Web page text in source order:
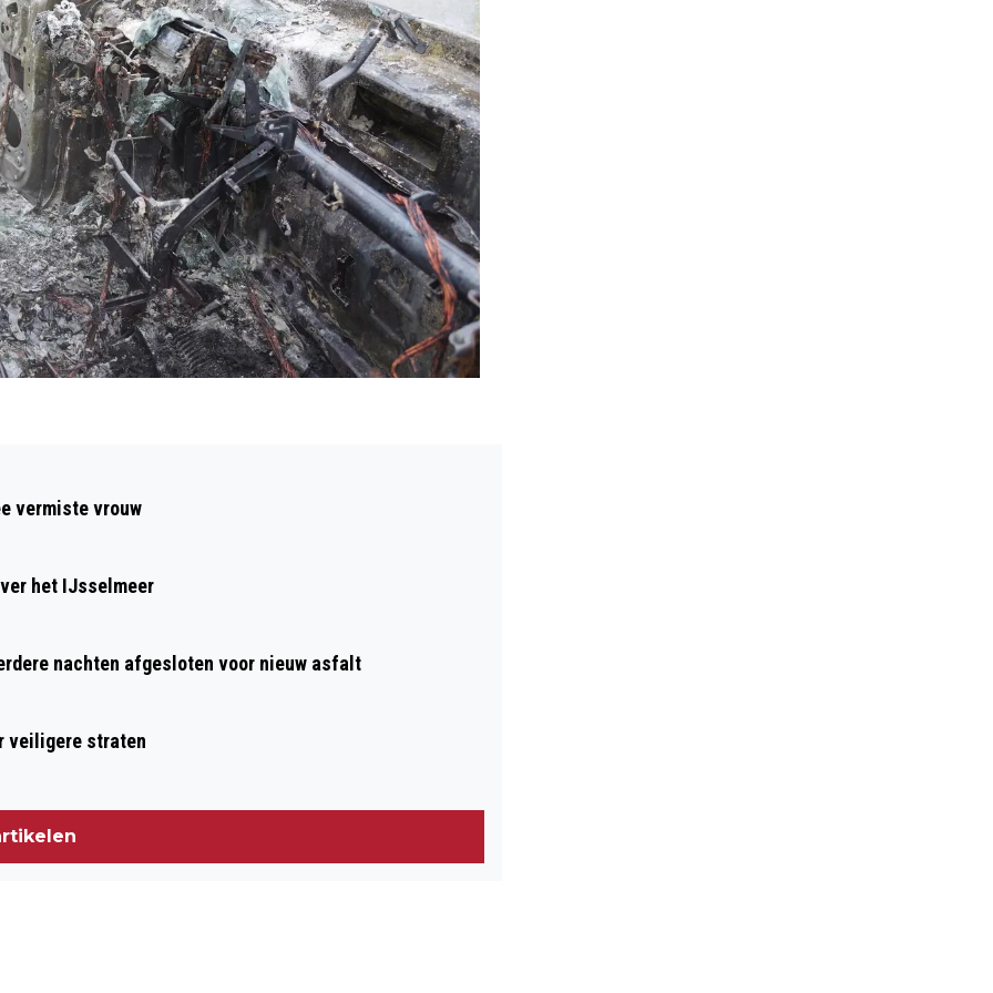
PROFWIELRENNEN MET OVERWINNING
vermiste vrouw
het IJsselmeer
nachten afgesloten voor nieuw asfalt
veiligere straten